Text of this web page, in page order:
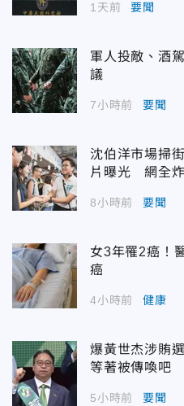
1天前 要聞
軍人投敵、酒
議
7小時前 要聞
沈伯洋市場掃
片曝光 網全
8小時前 要聞
女3年罹2癌！
癌
4小時前 健康
爆黃世杰涉賄
等著被傳喚吧
5小時前 要聞